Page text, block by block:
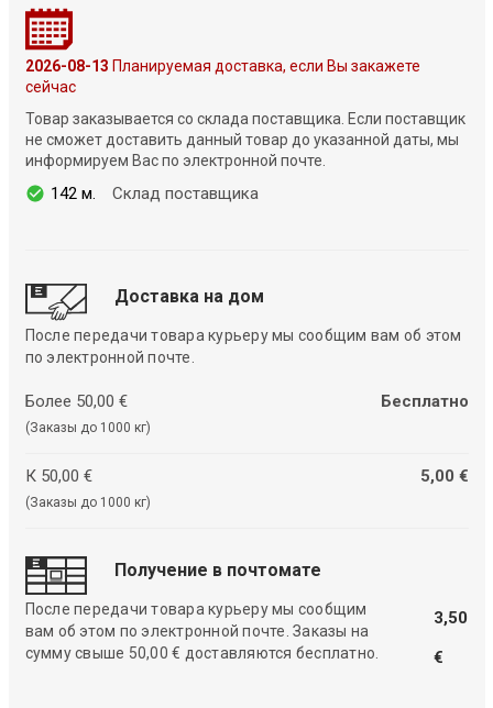
2026-08-13 Планируемая доставка, если Вы закажете
сейчас
Товар заказывается со склада поставщика. Если поставщик
не сможет доставить данный товар до указанной даты, мы
информируем Вас по электронной почте.
142 м. Склад поставщика
Доставка на дом
После передачи товара курьеру мы сообщим вам об этом
по электронной почте.
Более 50,00 €
(Заказы до 1000 кг)
Бесплатно
К 50,00 €
(Заказы до 1000 кг)
5,00 €
Получение в почтомате
После передачи товара курьеру мы сообщим
вам об этом по электронной почте. Заказы на
сумму свыше 50,00 € доставляются бесплатно.
3,50
€